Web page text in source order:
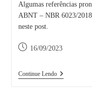
Algumas referências
ABNT – NBR 6023/
neste post.
Post 16/09/2023
Continue LendoReferências